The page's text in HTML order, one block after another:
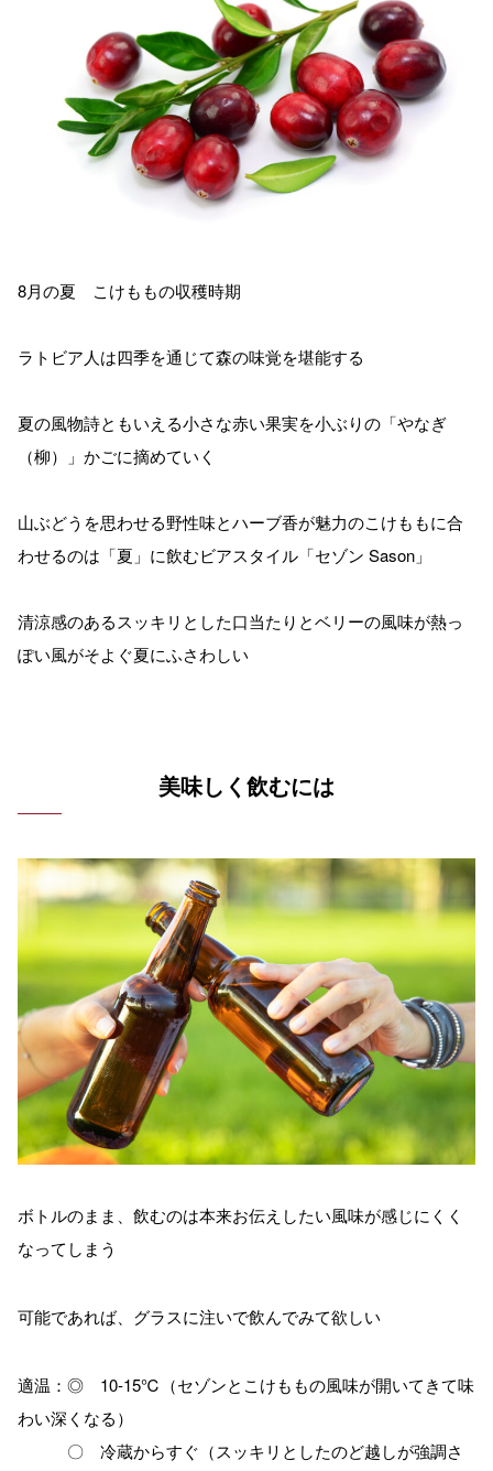
8月の夏 こけももの収穫時期
ラトビア人は四季を通じて森の味覚を堪能する
夏の風物詩ともいえる小さな赤い果実を小ぶりの「やなぎ
（柳）」かごに摘めていく
山ぶどうを思わせる野性味とハーブ香が魅力のこけももに合
わせるのは「夏」に飲むビアスタイル「セゾン Sason」
清涼感のあるスッキリとした口当たりとベリーの風味が熱っ
ぽい風がそよぐ夏にふさわしい
美味しく飲むには
ボトルのまま、飲むのは本来お伝えしたい風味が感じにくく
なってしまう
可能であれば、グラスに注いで飲んでみて欲しい
適温：◎ 10-15℃（セゾンとこけももの風味が開いてきて味
わい深くなる）
〇 冷蔵からすぐ（スッキリとしたのど越しが強調さ